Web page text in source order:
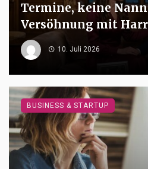
Termine, keine
Versöhnung mit
10. Juli 2026
BUSINESS & STARTUP